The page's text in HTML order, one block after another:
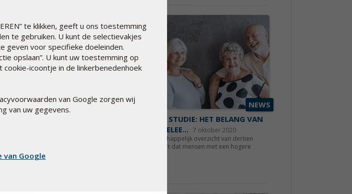
NEWS
NIEUWE META STUDIE: HET BELANG VAN
VOLDOENDE SELEE... 7 oktober 2020
Een nieuw wetenschappelijk overzicht van dertien
studies concludeert dat mensen met een hogere
te klikken, geeft u ons toestemming
te gebruiken. U kunt de selectievakjes
geven voor specifieke doeleinden.
opslaan”. U kunt uw toestemming op
icoontje in de linkerbenedenhoek
van Google zorgen wij
van uw gegevens.
van Google